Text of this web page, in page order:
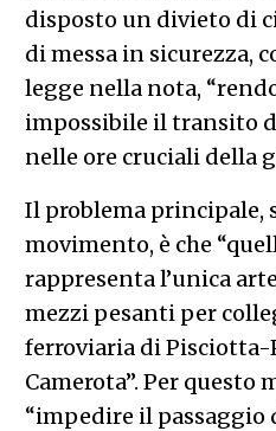
disposto un divieto di
di messa in sicurezza,
legge nella nota,
impossibile il transito
nelle ore cruciali della
Il problema principale,
movimento, è che
rappresenta l’unica
mezzi pesanti per
ferroviaria di
Camerota”. Per questo
“impedire il passaggio